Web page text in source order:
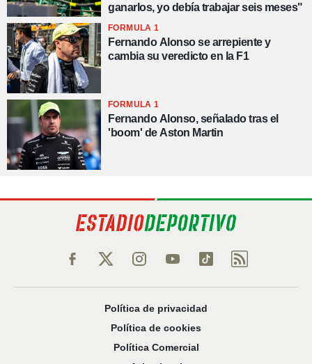
ganarlos, yo debía trabajar seis meses"
FORMULA 1
Fernando Alonso se arrepiente y
cambia su veredicto en la F1
FORMULA 1
Fernando Alonso, señalado tras el
'boom' de Aston Martin
Política de privacidad
Política de cookies
Política Comercial